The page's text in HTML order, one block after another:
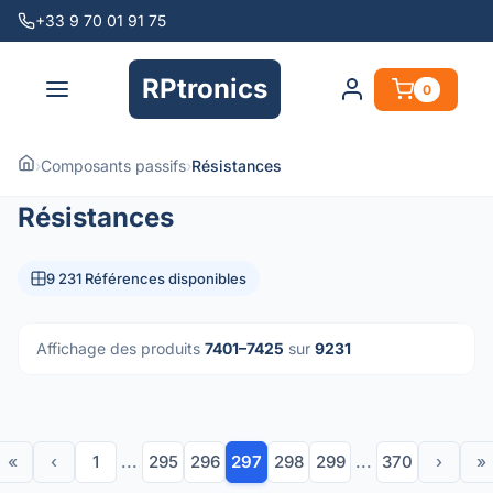
+33 9 70 01 91 75
RPtronics 0
›Composants passifs›Résistances
Résistances
9 231 Références disponibles
Affichage des produits 7401–7425 sur 9231
« ‹ 1 ... 295 296 297 298 299 ... 370 › »